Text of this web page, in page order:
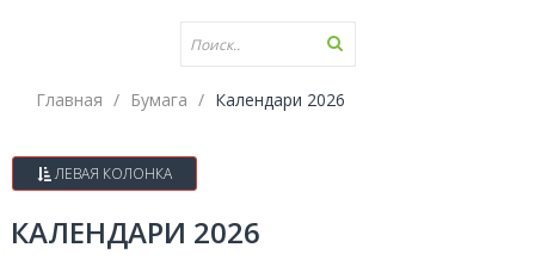
Главная Бумага Календари 2026
ЛЕВАЯ КОЛОНКА
КАЛЕНДАРИ 2026